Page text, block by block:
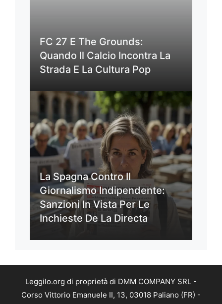
FC 27 E The Grounds:
Quando Il Calcio Incontra La
Strada E La Cultura Pop
La Spagna Contro Il
Giornalismo Indipendente:
Sanzioni In Vista Per Le
Inchieste De La Directa
Leggilo.org di proprietà di DMM COMPANY SRL -
Corso Vittorio Emanuele II, 13, 03018 Paliano (FR) -